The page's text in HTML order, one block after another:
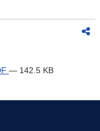
— 142.5 KB